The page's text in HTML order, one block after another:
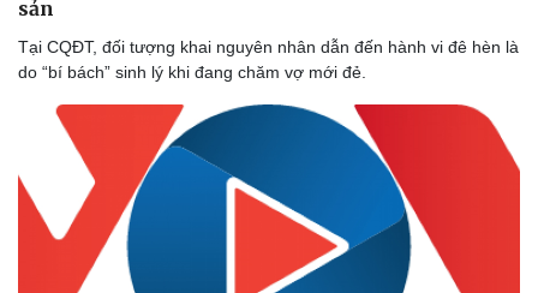
sản
Tại CQĐT, đối tượng khai nguyên nhân dẫn đến hành vi đê hèn là
do “bí bách” sinh lý khi đang chăm vợ mới đẻ.